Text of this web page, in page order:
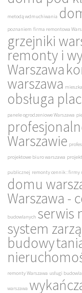
metodą wdmuchiwania
poznaniem firma remontowa
grzejniki
remonty i
Warszawa
warszawa
obsługa
panele ogrodzeniowe Warszawa
Warszawie
projektowe biuro warszawa
publicznej remonty cennik : firmy
domu
Warszawa -
budowlanych serwis
system
budowy
remonty Warszawa usługi
warszawa